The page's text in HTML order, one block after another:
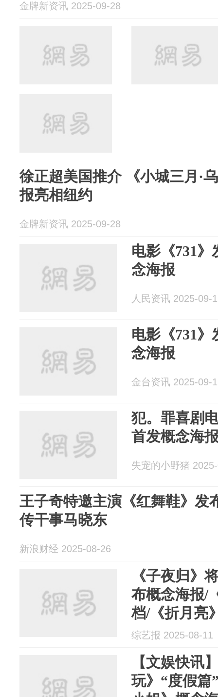
金牌新资讯 2025-09-28
徐正超美国推介 《小城三月
报亮相纽约
金牌新资讯 2025-09-28
电影《731》
念海报
人民资讯 2025-09-
电影《731》
念海报
金台资讯 2025-09-
犯。罪喜剧
首发概念海
失宠的小野猪
王子奇特邀主演《红舞鞋》发
传干事马晓东
新浪财经 2025-08-26
《子夜归》
布概念海报/
档/《折月
综艺报 2025-08-11
【文娱快讯
玩》“度假篇